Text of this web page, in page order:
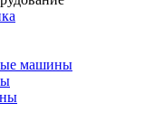
машины